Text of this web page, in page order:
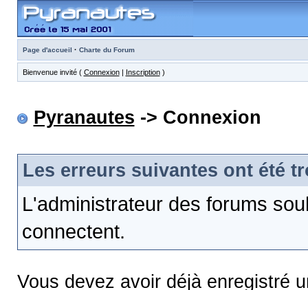
Page d'accueil · Charte du Forum
Bienvenue invité ( Connexion| Inscription)
Pyranautes -> Connexion
Les erreurs suivantes ont été
L'administrateur des forums
connectent.
Vous devez avoir déjà enregistré